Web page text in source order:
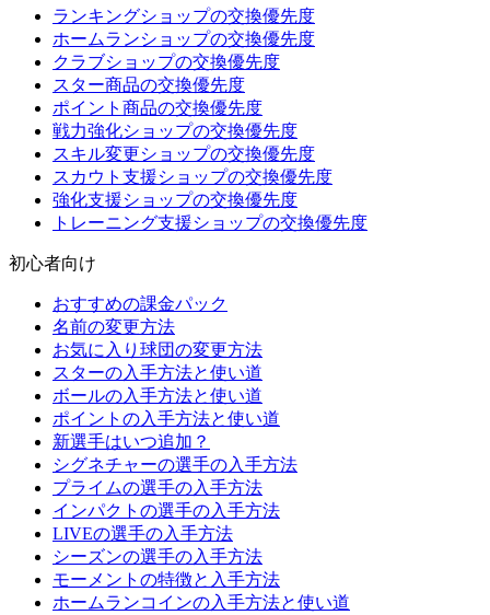
ランキングショップの交換優先度
ホームランショップの交換優先度
クラブショップの交換優先度
スター商品の交換優先度
ポイント商品の交換優先度
戦力強化ショップの交換優先度
スキル変更ショップの交換優先度
スカウト支援ショップの交換優先度
強化支援ショップの交換優先度
トレーニング支援ショップの交換優先度
初心者向け
おすすめの課金パック
名前の変更方法
お気に入り球団の変更方法
スターの入手方法と使い道
ボールの入手方法と使い道
ポイントの入手方法と使い道
新選手はいつ追加？
シグネチャーの選手の入手方法
プライムの選手の入手方法
インパクトの選手の入手方法
LIVEの選手の入手方法
シーズンの選手の入手方法
モーメントの特徴と入手方法
ホームランコインの入手方法と使い道